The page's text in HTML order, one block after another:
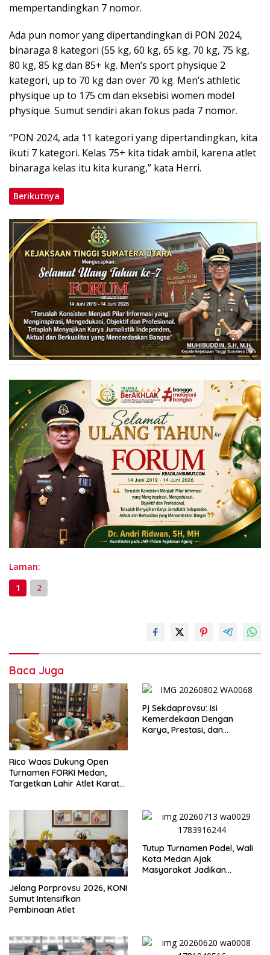
mempertandingkan 7 nomor.
Ada pun nomor yang dipertandingkan di PON 2024,
binaraga 8 kategori (55 kg, 60 kg, 65 kg, 70 kg, 75 kg,
80 kg, 85 kg dan 85+ kg. Men’s sport physique 2
kategori, up to 70 kg dan over 70 kg. Men’s athletic
physique up to 175 cm dan eksebisi women model
physique. Sumut sendiri akan fokus pada 7 nomor.
“PON 2024, ada 11 kategori yang dipertandingkan, kita
ikuti 7 kategori. Kelas 75+ kita tidak ambil, karena atlet
binaraga kelas itu kita kurang,” kata Herri.
Berikutnya
Laman:
1
2
Baca Juga
Rico Waas Dukung Open
Turnamen FORKI Medan,
Targetkan Lahir Atlet Karate
Pj Sekdaprovsu: Isi
Kemerdekaan Dengan
Karya, Prestasi, dan
Jelang Porprovsu 2026, KONI
Sumut Intensifkan
Pembinaan Atlet
Tutup Turnamen Padel, Wali
Kota Medan Ajak
Masyarakat Jadikan